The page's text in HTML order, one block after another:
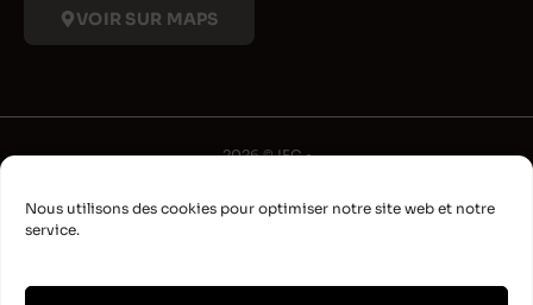
Nous utilisons des cookies pour optimiser notre site web et notre
service.
VOIR SUR MAPS
2026 © IFG •
•